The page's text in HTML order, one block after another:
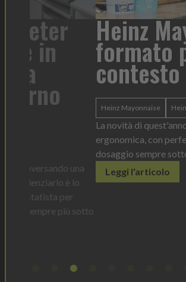
Heinz
formato per
contesto di
Heinz Mayonnaise Heinz
La novità di quest'anno è la Chef
ergonomica, con perfetta visibilità sul
dosaggio sempre sotto controllo
Leggi l'articolo